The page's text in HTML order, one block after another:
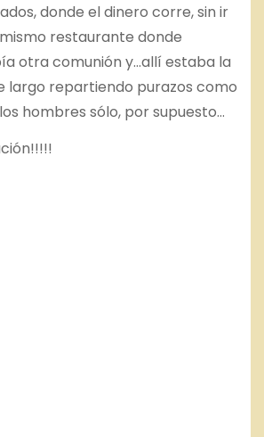
donde el dinero corre, sin ir
restaurante donde
otra comunión y…allí estaba la
largo repartiendo purazos como
hombres sólo, por supuesto…